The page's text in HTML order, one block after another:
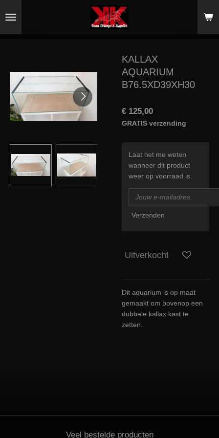
direct
KALLAX
AQUARIUM
B76.5XD39XH30
€ 125,00
GRATIS verzending
Laat het me weten
wanneer dit product
weer op voorraad is.
Verzenden
Uitverkocht
Dit aquarium is op maat
gemaakt om bovenop een
dubbele kallax kast te
zetten.
Veel bestelde producten